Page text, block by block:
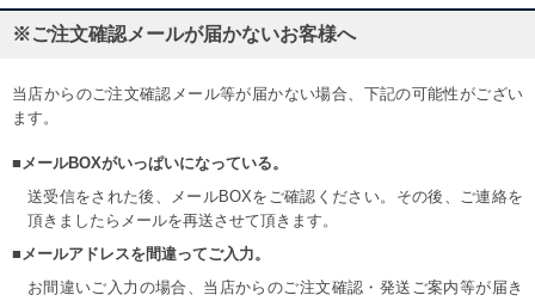
※ご注文確認メールが届かないお客様へ
当店からのご注文確認メール等が届かない場合、下記の可能性がござい
ます。
■メールBOXがいっぱいになっている。
送受信をされた後、メールBOXをご確認ください。その後、ご連絡を
頂きましたらメールを再送させて頂きます。
■メールアドレスを間違ってご入力。
お間違いご入力の場合、当店からのご注文確認・発送ご案内等が届き